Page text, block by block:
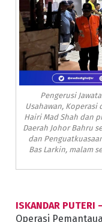
Pengerusi
Usahawan, Koperasi
Hairi Mad Shah dan
Daerah Johor Bahru
dan
Bas Larkin, malam
ISKANDAR PUTERI
Operasi